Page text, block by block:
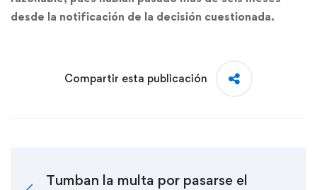
desde la notificación de la decisión cuestionada.
Compartir esta publicación
Tumban la multa por pasarse el